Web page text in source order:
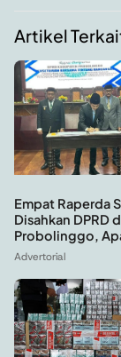
Artikel
Empat Raperda
Disahkan DPRD
Probolinggo,
Advertorial